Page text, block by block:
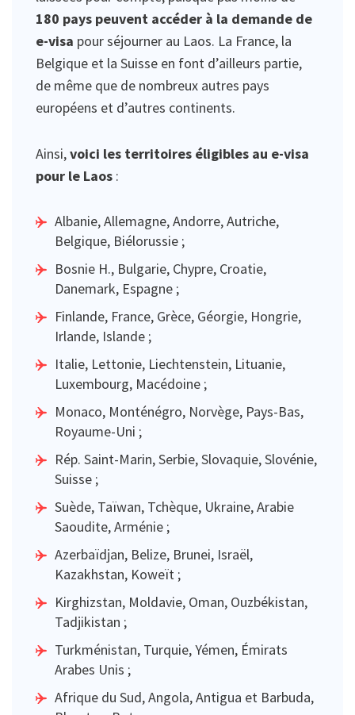
180 pays peuvent accéder à la demande de
e-visa pour séjourner au Laos. La France, la
Belgique et la Suisse en font d’ailleurs partie,
de même que de nombreux autres pays
européens et d’autres continents.
Ainsi,voici les territoires éligibles au e-visa
pour le Laos :
Albanie, Allemagne, Andorre, Autriche,
Belgique, Biélorussie ;
Bosnie H., Bulgarie, Chypre, Croatie,
Danemark, Espagne ;
Finlande, France, Grèce, Géorgie, Hongrie,
Irlande, Islande ;
Italie, Lettonie, Liechtenstein, Lituanie,
Luxembourg, Macédoine ;
Monaco, Monténégro, Norvège, Pays-Bas,
Royaume-Uni ;
Rép. Saint-Marin, Serbie, Slovaquie, Slovénie,
Suisse ;
Suède, Taïwan, Tchèque, Ukraine, Arabie
Saoudite, Arménie ;
Azerbaïdjan, Belize, Brunei, Israël,
Kazakhstan, Koweït ;
Kirghizstan, Moldavie, Oman, Ouzbékistan,
Tadjikistan ;
Turkménistan, Turquie, Yémen, Émirats
Arabes Unis ;
Afrique du Sud, Angola, Antigua et Barbuda,